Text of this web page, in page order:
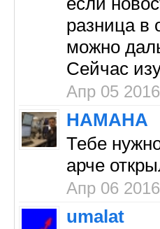
разница в
можно
Сейчас
Апр 05
HAMAHA
Тебе
арче
Апр 06
umalat